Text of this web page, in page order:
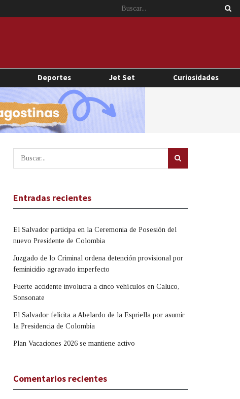
Deportes Jet Set Curiosidades
Entradas recientes
El Salvador participa en la Ceremonia de Posesión del
nuevo Presidente de Colombia
Juzgado de lo Criminal ordena detención provisional por
feminicidio agravado imperfecto
Fuerte accidente involucra a cinco vehículos en Caluco,
Sonsonate
El Salvador felicita a Abelardo de la Espriella por asumir
la Presidencia de Colombia
Plan Vacaciones 2026 se mantiene activo
Comentarios recientes